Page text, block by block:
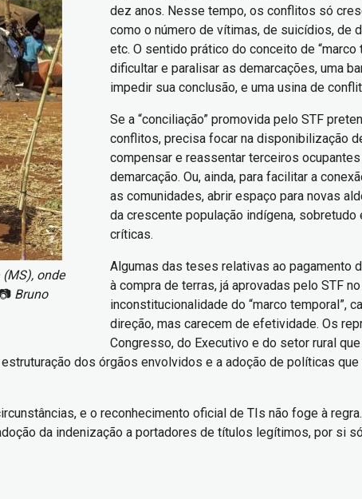
onde
Bruno
dez anos. Nesse tempo, os conflitos só
como o número de vítimas, de suicídios, de
etc. O sentido prático do conceito de “marco
dificultar e paralisar as demarcações, uma
impedir sua conclusão, e uma usina de
Se a “conciliação” promovida pelo STF
conflitos, precisa focar na disponibilização
compensar e reassentar terceiros
demarcação. Ou, ainda, para facilitar a
as comunidades, abrir espaço para novas
da crescente população indígena, sobretudo
críticas.
Algumas das teses relativas ao pagamento
à compra de terras, já aprovadas pelo STF
inconstitucionalidade do “marco temporal”,
direção, mas carecem de efetividade. Os
Congresso, do Executivo e do setor rural
dos órgãos envolvidos e a adoção de políticas
e o reconhecimento oficial de TIs não foge à
da indenização a portadores de títulos legítimos, por si